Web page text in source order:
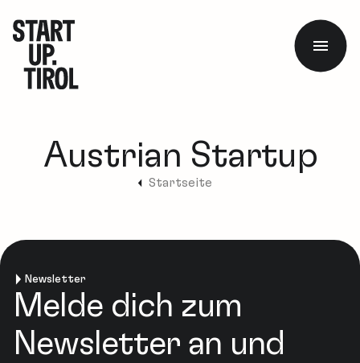
Austrian Startup
Startseite
Newsletter
Melde dich zum
Newsletter an und